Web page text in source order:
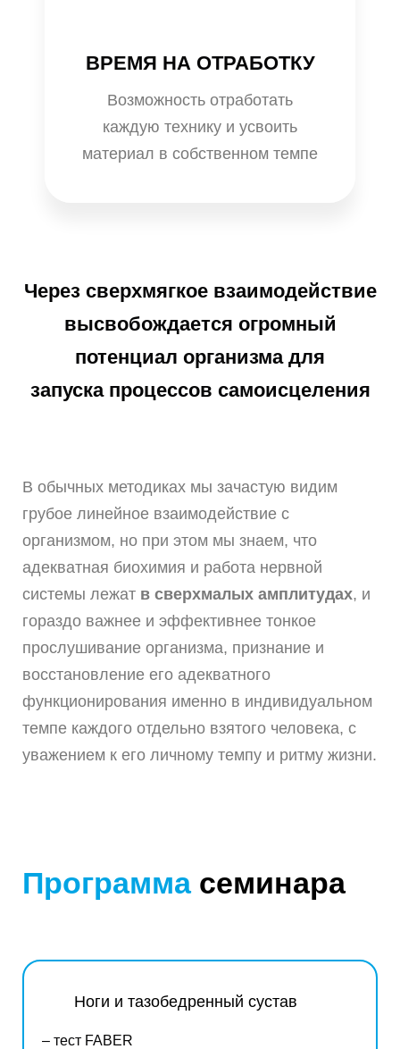
ВРЕМЯ НА ОТРАБОТКУ
Возможность отработать
каждую технику и усвоить
материал в собственном темпе
Через сверхмягкое взаимодействие
высвобождается огромный
потенциал организма для
запуска процессов самоисцеления
В обычных методиках мы зачастую видим
грубое линейное взаимодействие с
организмом, но при этом мы знаем, что
адекватная биохимия и работа нервной
системы лежат в сверхмалых амплитудах, и
гораздо важнее и эффективнее тонкое
прослушивание организма, признание и
восстановление его адекватного
функционирования именно в индивидуальном
темпе каждого отдельно взятого человека, с
уважением к его личному темпу и ритму жизни.
Программа семинара
Ноги и тазобедренный сустав
– тест FABER